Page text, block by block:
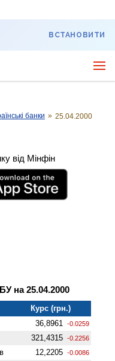
ВСТАНОВИТИ
банки » 25.04.2000
від Мінфін
на 25.04.2000
Курс (грн.)
36,8961 -0.0259
321,4315 -0.2256
12,2205 -0.0086